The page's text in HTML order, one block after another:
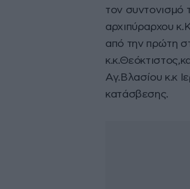
τον συντονισμό
αρχιπύραρχου
από την πρώτη
Αγ.Βλασίου κ.κ
κατάσβεσης.